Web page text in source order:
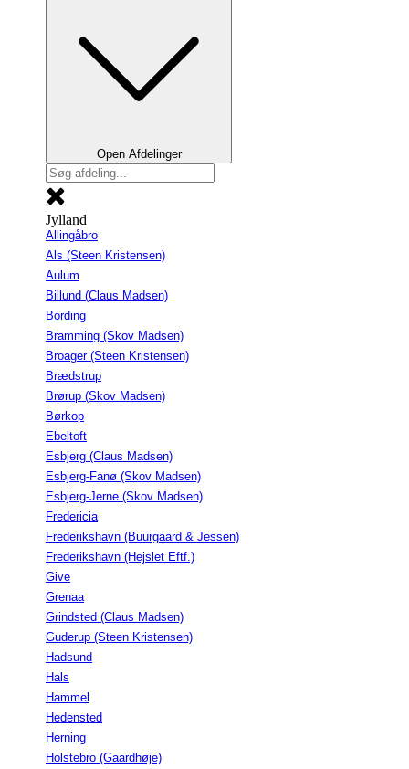
Open Afdelinger
Jylland
Allingåbro
Als (Steen Kristensen)
Aulum
Billund (Claus Madsen)
Bording
Bramming (Skov Madsen)
Broager (Steen Kristensen)
Brædstrup
Brørup (Skov Madsen)
Børkop
Ebeltoft
Esbjerg (Claus Madsen)
Esbjerg-Fanø (Skov Madsen)
Esbjerg-Jerne (Skov Madsen)
Fredericia
Frederikshavn (Buurgaard & Jessen)
Frederikshavn (Hejslet Eftf.)
Give
Grenaa
Grindsted (Claus Madsen)
Guderup (Steen Kristensen)
Hadsund
Hals
Hammel
Hedensted
Herning
Holstebro (Gaardhøje)